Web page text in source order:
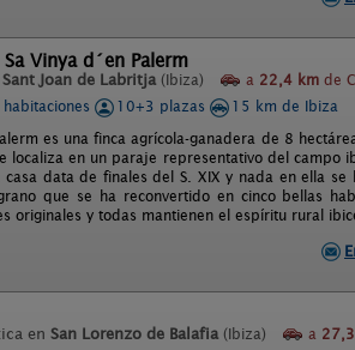
Vinya d´en Palerm
Sant Joan de Labritja (Ibiza) a 22,4 km de
10+3 plazas
15 km de Ibiza
es una finca agrícola-ganadera de 8
localiza en un paraje representativo del campo
data de finales del S. XIX y nada en ella
que se ha reconvertido en cinco bellas
originales y todas mantienen el espíritu rural
en San Lorenzo de Balafia (Ibiza) a